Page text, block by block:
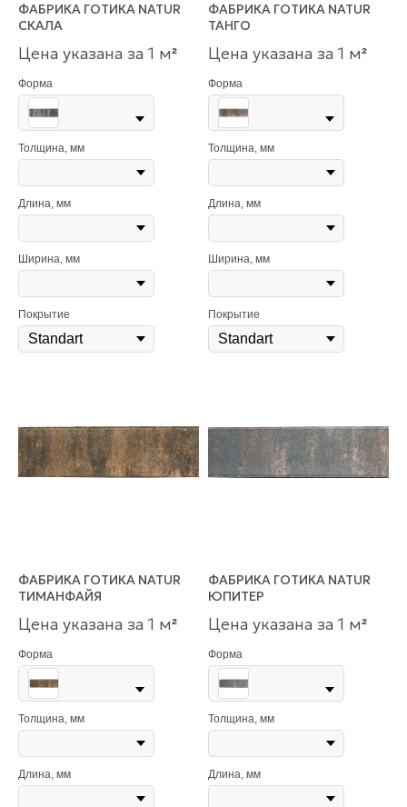
ФАБРИКА ГОТИКА NATUR
СКАЛА
Цена указана за 1 м²
Форма
Толщина, мм
Длина, мм
Ширина, мм
Покрытие
ФАБРИКА ГОТИКА NATUR
ТАНГО
Цена указана за 1 м²
Форма
Толщина, мм
Длина, мм
Ширина, мм
Покрытие
ФАБРИКА ГОТИКА NATUR
ТИМАНФАЙЯ
Цена указана за 1 м²
Форма
Толщина, мм
Длина, мм
ФАБРИКА ГОТИКА NATUR
ЮПИТЕР
Цена указана за 1 м²
Форма
Толщина, мм
Длина, мм